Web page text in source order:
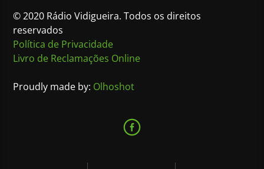
© 2020 Rádio Vidigueira. Todos os direitos
reservados
Política de Privacidade
Livro de Reclamações Online
Proudly made by: Olhoshot